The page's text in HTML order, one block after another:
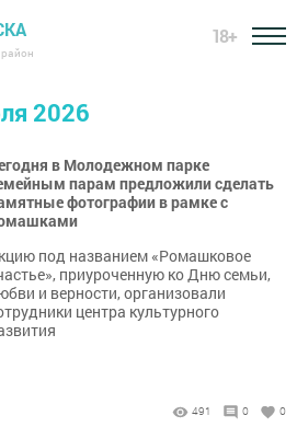
район
18+
2026
в Молодежном парке
парам предложили сделать
фотографии в рамке с
под названием «Ромашковое
приуроченную ко Дню семьи,
и верности, организовали
центра культурного
491 0 0